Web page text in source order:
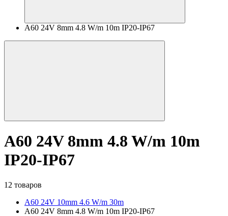
A60 24V 8mm 4.8 W/m 10m IP20-IP67
A60 24V 8mm 4.8 W/m 10m
IP20-IP67
12 товаров
A60 24V 10mm 4.6 W/m 30m
A60 24V 8mm 4.8 W/m 10m IP20-IP67